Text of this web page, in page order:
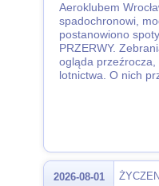
Aeroklubem
spadochronowi,
postanowiono
PRZERWY.
ogląda przeźrocza,
lotnictwa. O nich
2026-08-01